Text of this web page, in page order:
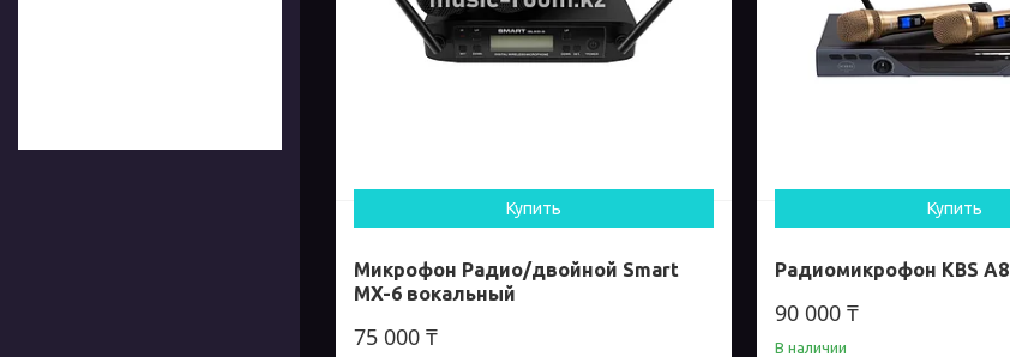
Купить
Микрофон Радио/двойной Smart
MX-6 вокальный
75 000 ₸
Купить
Радиомикрофон KBS A8
90 000 ₸
В наличии